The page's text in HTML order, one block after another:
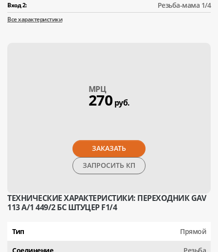
Вход 2: Резьба-мама 1/4
Все характеристики
МPЦ
270 руб.
ЗАКАЗАТЬ
ЗАПРОСИТЬ КП
ТЕХНИЧЕСКИЕ ХАРАКТЕРИСТИКИ: ПЕРЕХОДНИК GAV
113 A/1 449/2 БС ШТУЦЕР F1/4
Тип Прямой
Соединение Резьба